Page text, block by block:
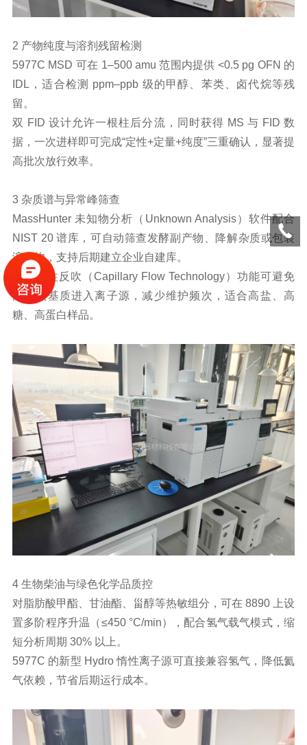
2 产物纯度与溶剂残留检测
5977C MSD 可在 1–500 amu 范围内提供 <0.5 pg OFN 的
IDL，适合检测 ppm–ppb 级的甲醇、苯类、卤代烷等残
留。
双 FID 设计允许一根柱后分流，同时获得 MS 与 FID 数
据，一次进样即可完成“定性+定量+纯度”三重确认，显著提
高批次放行效率。
3 杂质谱与异常峰筛查
MassHunter 未知物分析（Unknown Analysis）软件配合
NIST 20 谱库，可自动筛查发酵副产物、降解杂质或包装
溶出物，支持后期建立企业自建库。
毛细管柱反吹（Capillary Flow Technology）功能可避免
高沸点基质进入离子源，减少维护频次，适合高盐、高
糖、高蛋白样品。
4 生物柴油与绿色化学品质控
对脂肪酸甲酯、甘油酯、甾醇等热敏组分，可在 8890 上设
置多阶程序升温（≤450 °C/min），配合氢气载气模式，缩
短分析周期 30% 以上。
5977C 的新型 Hydro 惰性离子源可直接兼容氢气，降低氦
气依赖，节省后期运行成本。